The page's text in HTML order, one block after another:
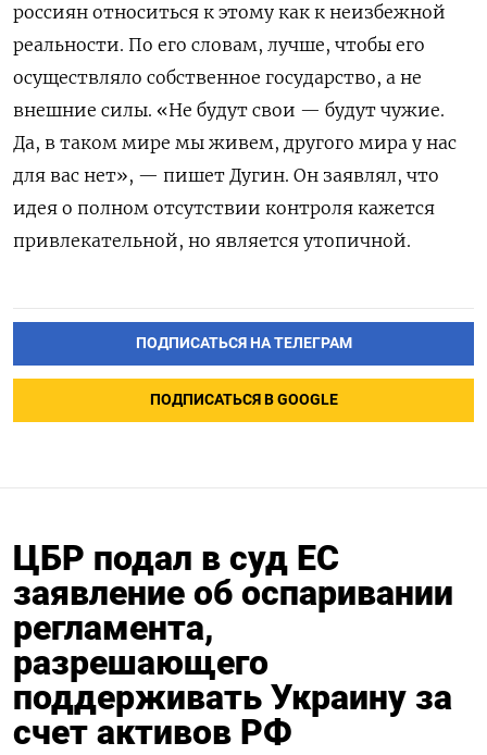
россиян относиться к этому как к неизбежной
реальности. По его словам, лучше, чтобы его
осуществляло собственное государство, а не
внешние силы. «Не будут свои — будут чужие.
Да, в таком мире мы живем, другого мира у нас
для вас нет», — пишет Дугин. Он заявлял, что
идея о полном отсутствии контроля кажется
привлекательной, но является утопичной.
ПОДПИСАТЬСЯ НА ТЕЛЕГРАМ
ПОДПИСАТЬСЯ В GOOGLE
ЦБР подал в суд ЕС
заявление об оспаривании
регламента,
разрешающего
поддерживать Украину за
счет активов РФ